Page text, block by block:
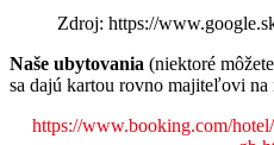
Zdroj: https://
Naše ubytovania (niektoré
sa dajú kartou rovno majiteľovi na
https://www.booking.com/